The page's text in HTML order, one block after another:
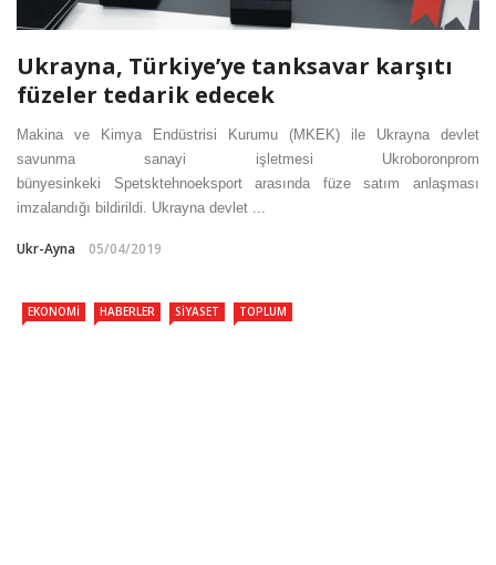
Ukrayna, Türkiye’ye tanksavar karşıtı
füzeler tedarik edecek
Makina ve Kimya Endüstrisi Kurumu (MKEK) ile Ukrayna devlet
savunma sanayi işletmesi Ukroboronprom
bünyesinkeki Spetsktehnoeksport arasında füze satım anlaşması
imzalandığı bildirildi. Ukrayna devlet ...
Ukr-Ayna 05/04/2019
EKONOMI HABERLER SIYASET TOPLUM